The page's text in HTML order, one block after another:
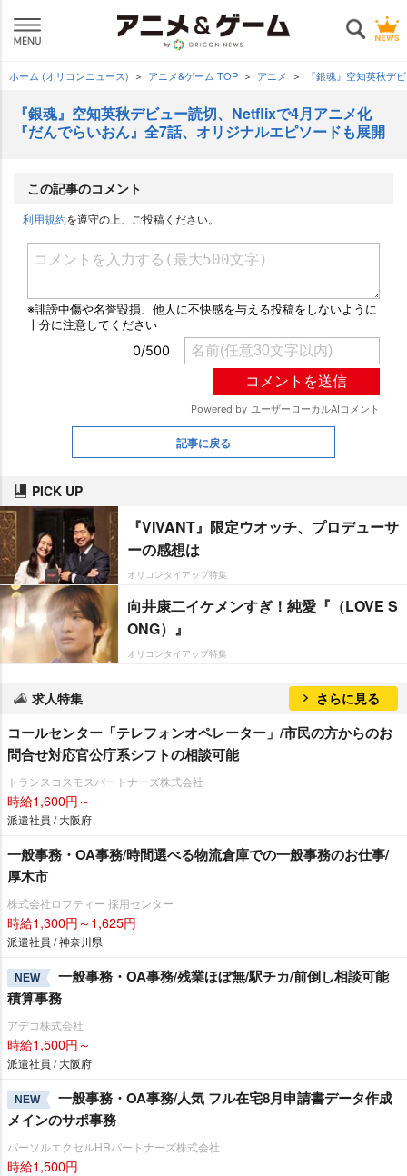
ホーム (オリコンニュース) アニメ&ゲーム TOP アニメ 『銀魂』空知英秋デ
『銀魂』空知英秋デビュー読切、Netflixで4月アニメ化
『だんでらいおん』全7話、オリジナルエピソードも展開
この記事のコメント
利用規約を遵守の上、ご投稿ください。
記事に戻る
PICK UP
『VIVANT』限定ウオッチ、プロデューサ
ーの感想は
オリコンタイアップ特集
向井康二イケメンすぎ！純愛『（LOVE S
ONG）』
オリコンタイアップ特集
求人特集 さらに見る
コールセンター「テレフォンオペレーター」/市民の方からのお
問合せ対応官公庁系シフトの相談可能
トランスコスモスパートナーズ株式会社
時給1,600円～
派遣社員 / 大阪府
一般事務・OA事務/時間選べる物流倉庫での一般事務のお仕事/
厚木市
株式会社ロフティー 採用センター
時給1,300円～1,625円
派遣社員 / 神奈川県
NEW
一般事務・OA事務/残業ほぼ無/駅チカ/前倒し相談可能
積算事務
アデコ株式会社
時給1,500円～
派遣社員 / 大阪府
NEW
一般事務・OA事務/人気 フル在宅8月申請書データ作成
メインのサポ事務
パーソルエクセルHRパートナーズ株式会社
時給1,500円